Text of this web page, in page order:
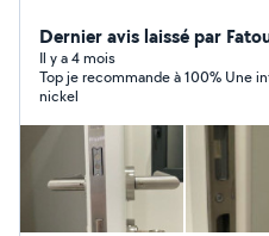
bloquée ...)changements
de cylindres et serrure
Menuiserie Changement
et extérieure.....
intérieure Réparation
Intervention 24h/24 et 7j/7.
respect des normes
rapide agréé assurance si
habitation on et agréé
Dernier avis laissé par
Il y a 4 mois
Top je recommande à 100% Une intervention et un travail
nickel